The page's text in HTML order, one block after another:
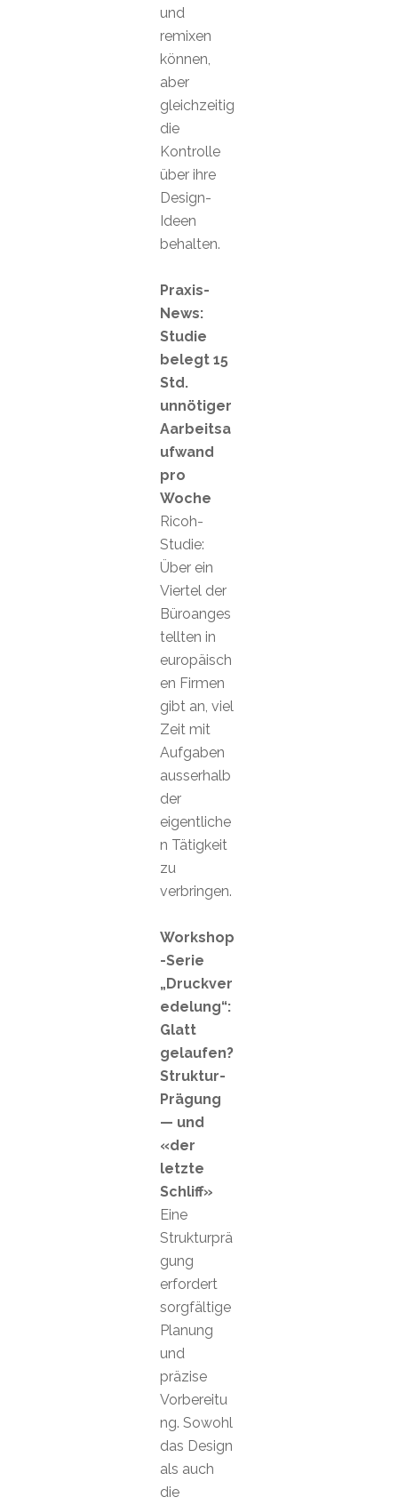
und
remixen
können,
aber
gleichzeitig
die
Kontrolle
über ihre
Design-
Ideen
behalten.
Praxis-
News:
Studie
belegt 15
Std.
unnötiger
Aarbeitsa
ufwand
pro
Woche
Ricoh-
Studie:
Über ein
Viertel der
Büroanges
tellten in
europäisch
en Firmen
gibt an, viel
Zeit mit
Aufgaben
ausserhalb
der
eigentliche
n Tätigkeit
zu
verbringen.
Workshop
-Serie
„Druckver
edelung“:
Glatt
gelaufen?
Struktur-
Prägung
— und
«der
letzte
Schliff»
Eine
Strukturprä
gung
erfordert
sorgfältige
Planung
und
präzise
Vorbereitu
ng. Sowohl
das Design
als auch
die